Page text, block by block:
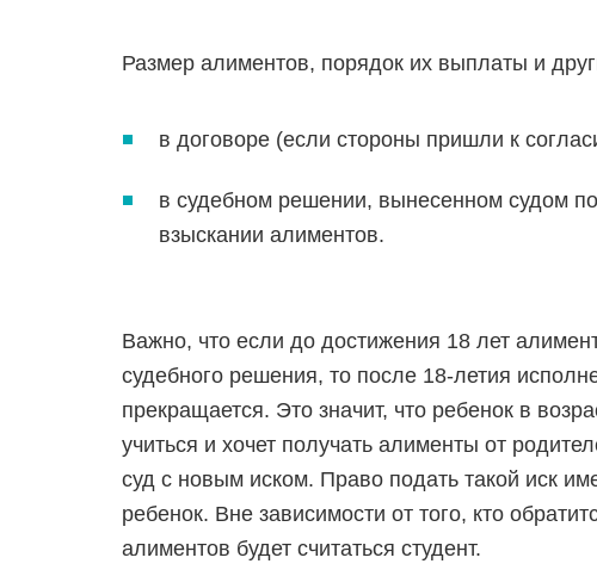
Размер алиментов, порядок их выплаты и
в договоре (если стороны пришли к
в судебном решении, вынесенном судом
взыскании алиментов.
Важно, что если до достижения 18 лет
судебного решения, то после 18-летия
прекращается. Это значит, что ребенок в
учиться и хочет получать алименты от
суд с новым иском. Право подать такой иск
ребенок. Вне зависимости от того, кто
алиментов будет считаться студент.